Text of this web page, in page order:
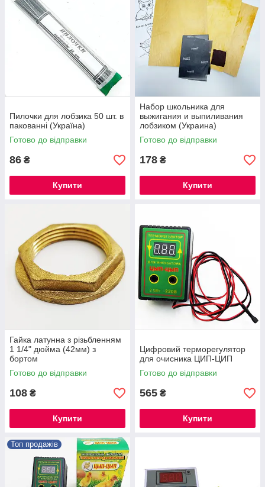
Пилочки для лобзика 50 шт. в
пакованні (Україна)
Готово до відправки
86 ₴
Купити
Набор школьника для
выжигания и выпиливания
лобзиком (Украина)
Готово до відправки
178 ₴
Купити
Гайка латунна з різьбленням
1 1/4" дюйма (42мм) з
бортом
Готово до відправки
108 ₴
Купити
Цифровий терморегулятор
для очисника ЦИП-ЦИП
Готово до відправки
565 ₴
Купити
Топ продажів